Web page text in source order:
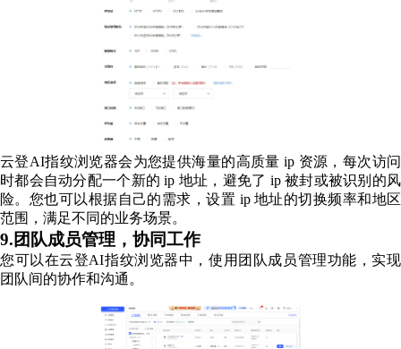
云登AI指纹浏览器会为您提供海量的高质量 ip 资源，每次访问
时都会自动分配一个新的 ip 地址，避免了 ip 被封或被识别的风
险。您也可以根据自己的需求，设置 ip 地址的切换频率和地区
范围，满足不同的业务场景。
9.团队成员管理，协同工作
您可以在云登AI指纹浏览器中，使用团队成员管理功能，实现
团队间的协作和沟通。